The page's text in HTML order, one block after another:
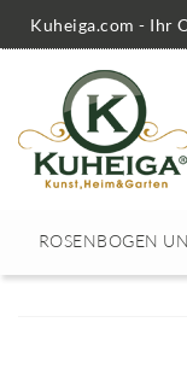
Kuheiga.com - Ihr
ROSENBOGEN